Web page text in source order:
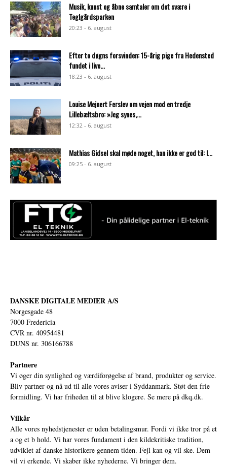
Musik, kunst og åbne samtaler om det svære i
Teglgårdsparken
20:23 - 6. august
Efter to døgns forsvinden: 15-årig pige fra Hedensted
fundet i live...
18:23 - 6. august
Louise Mejnert Ferslev om vejen mod en tredje
Lillebæltsbro: »Jeg synes,...
12:32 - 6. august
Mathias Gidsel skal møde noget, han ikke er god til: I...
09:25 - 6. august
DANSKE DIGITALE MEDIER A/S
Norgesgade 48
7000 Fredericia
CVR nr. 40954481
DUNS nr. 306166788
Partnere
Vi øger din synlighed og værdiforøgelse af brand, produkter og service.
Bliv partner og nå ud til alle vores aviser i Syddanmark. Støt den frie
formidling. Vi har friheden til at blive klogere. Se mere på dkq.dk.
Vilkår
Alle vores nyhedstjenester er uden betalingsmur. Fordi vi ikke tror på et
a og et b hold. Vi har vores fundament i den kildekritiske tradition,
udviklet af danske historikere gennem tiden. Fejl kan og vil ske. Dem
vil vi erkende. Vi skaber ikke nyhederne. Vi bringer dem.